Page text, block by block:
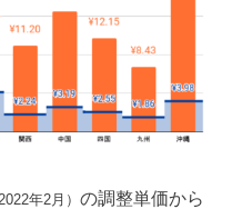
2022年2月）の調整単価から